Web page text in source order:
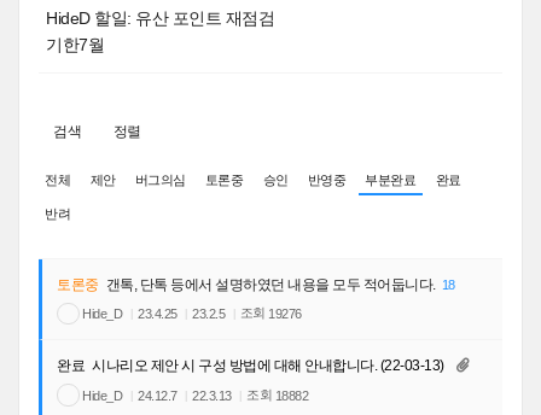
HideD 할일: 유산 포인트 재점검
기한7월
검색 정렬
전체 제안 버그의심 토론중 승인 반영중 부분완료 완료
반려
토론중 갠톡, 단톡 등에서 설명하였던 내용을 모두 적어둡니다. 18
Hide_D 23.4.25 23.2.5 조회 19276
완료 시나리오 제안 시 구성 방법에 대해 안내합니다. (22-03-13)
Hide_D 24.12.7 22.3.13 조회 18882